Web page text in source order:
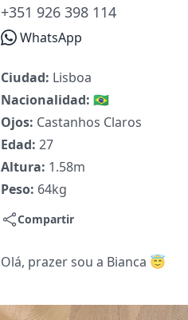
+351 926 398 114
WhatsApp
Ciudad: Lisboa
Nacionalidad: 🇧🇷
Ojos: Castanhos Claros
Edad: 27
Altura: 1.58m
Peso: 64kg
Compartir
Olá, prazer sou a Bianca 😇